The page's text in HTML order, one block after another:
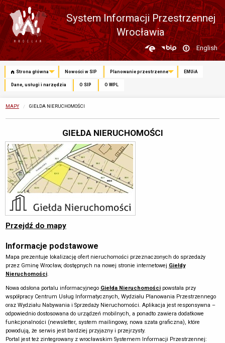
System Informacji Przestrzennej
Wrocławia
Zmień
język
English
Strona główna Nowości w SIP Planowanie przestrzenne EMUiA
Dane, usługi i narzędzia O SIP O WPL
MAPY OBECNIE:
GIEŁDA NIERUCHOMOŚCI
GIEŁDA NIERUCHOMOŚCI
Przejdź do mapy
Informacje podstawowe
Mapa prezentuje lokalizację ofert nieruchomości przeznaczonych do sprzedaży
przez Gminę Wrocław, dostępnych na nowej stronie internetowej Giełdy
Nieruchomości.
Nowa odsłona portalu informacyjnego Giełda Nieruchomościpowstała przy
współpracy Centrum Usług Informatycznych, Wydziału Planowania Przestrzennego
oraz Wydziału Nabywania i Sprzedaży Nieruchomości. Aplikacja jest responsywna –
odpowiednio dostosowana do urządzeń mobilnych, a ponadto zawiera dodatkowe
funkcjonalności (newsletter, system mailingowy, nowa szata graficzna), które
powodują, że serwis jest bardziej przyjazny i przejrzysty.
Portal jest też zintegrowany z wrocławskim Systemem Informacji Przestrzennej: